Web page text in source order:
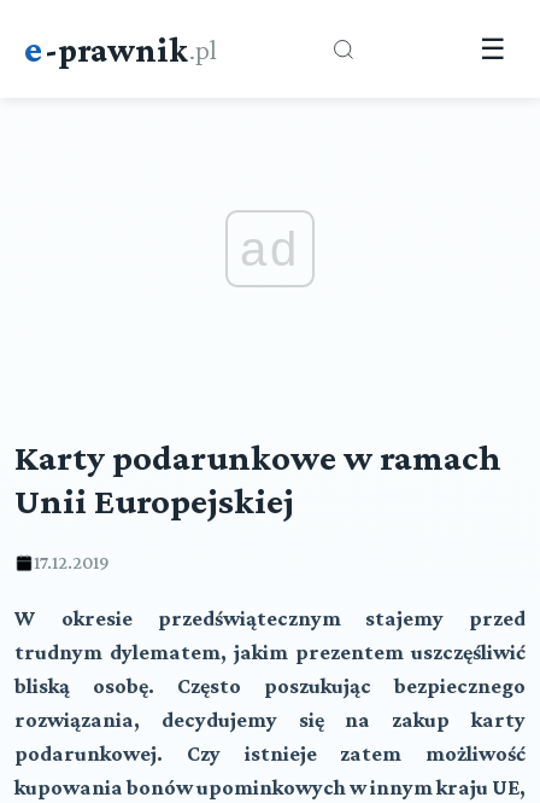
e-prawnik.pl ☰
ad
Karty podarunkowe w ramach
Unii Europejskiej
17.12.2019
W okresie przedświątecznym stajemy przed
trudnym dylematem, jakim prezentem uszczęśliwić
bliską osobę. Często poszukując bezpiecznego
rozwiązania, decydujemy się na zakup karty
podarunkowej. Czy istnieje zatem możliwość
kupowania bonów upominkowych w innym kraju UE,